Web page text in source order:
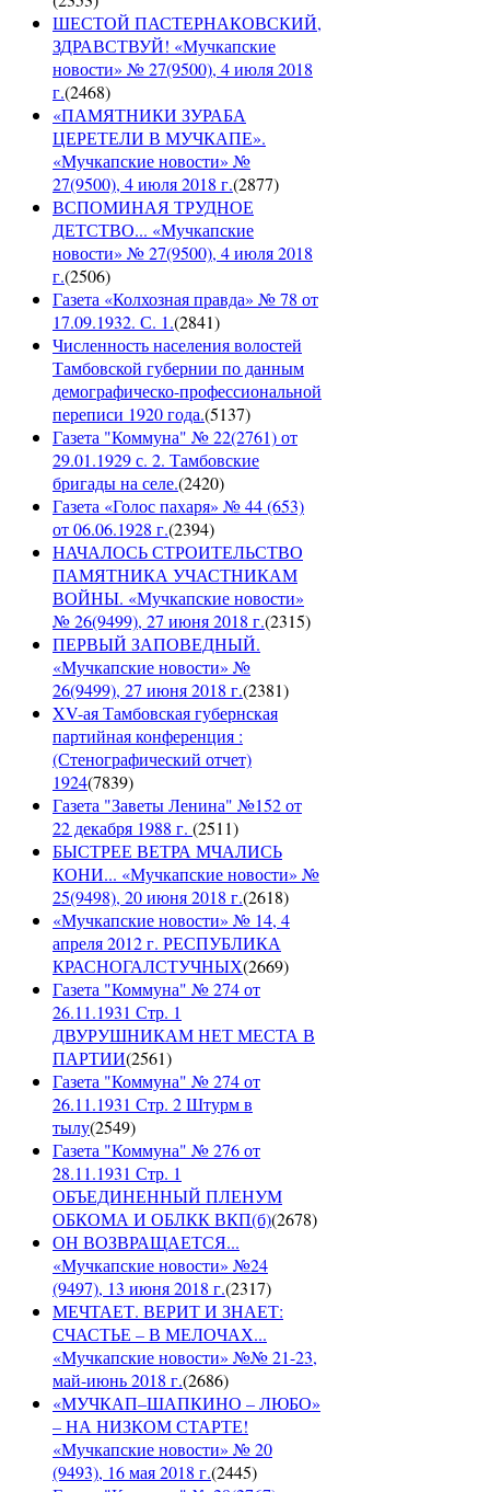
ШЕСТОЙ ПАСТЕРНАКОВСКИЙ,
ЗДРАВСТВУЙ! «Мучкапские
новости» № 27(9500), 4 июля 2018
г.(2468)
«ПАМЯТНИКИ ЗУРАБА
ЦЕРЕТЕЛИ В МУЧКАПЕ».
«Мучкапские новости» №
27(9500), 4 июля 2018 г.(2877)
ВСПОМИНАЯ ТРУДНОЕ
ДЕТСТВО... «Мучкапские
новости» № 27(9500), 4 июля 2018
г.(2506)
Газета «Колхозная правда» № 78 от
17.09.1932. С. 1.(2841)
Численность населения волостей
Тамбовской губернии по данным
демографическо-профессиональной
переписи 1920 года.(5137)
Газета "Коммуна" № 22(2761) от
29.01.1929 с. 2. Тамбовские
бригады на селе.(2420)
Газета «Голос пахаря» № 44 (653)
от 06.06.1928 г.(2394)
НАЧАЛОСЬ СТРОИТЕЛЬСТВО
ПАМЯТНИКА УЧАСТНИКАМ
ВОЙНЫ. «Мучкапские новости»
№ 26(9499), 27 июня 2018 г.(2315)
ПЕРВЫЙ ЗАПОВЕДНЫЙ.
«Мучкапские новости» №
26(9499), 27 июня 2018 г.(2381)
XV-ая Тамбовская губернская
партийная конференция :
(Стенографический отчет)
1924(7839)
Газета "Заветы Ленина" №152 от
22 декабря 1988 г. (2511)
БЫСТРЕЕ ВЕТРА МЧАЛИСЬ
КОНИ... «Мучкапские новости» №
25(9498), 20 июня 2018 г.(2618)
«Мучкапские новости» № 14, 4
апреля 2012 г. РЕСПУБЛИКА
КРАСНОГАЛСТУЧНЫХ(2669)
Газета "Коммуна" № 274 от
26.11.1931 Стр. 1
ДВУРУШНИКАМ НЕТ МЕСТА В
ПАРТИИ(2561)
Газета "Коммуна" № 274 от
26.11.1931 Стр. 2 Штурм в
тылу(2549)
Газета "Коммуна" № 276 от
28.11.1931 Стр. 1
ОБЪЕДИНЕННЫЙ ПЛЕНУМ
ОБКОМА И ОБЛКК ВКП(б)(2678)
ОН ВОЗВРАЩАЕТСЯ...
«Мучкапские новости» №24
(9497), 13 июня 2018 г.(2317)
МЕЧТАЕТ. ВЕРИТ И ЗНАЕТ:
СЧАСТЬЕ – В МЕЛОЧАХ...
«Мучкапские новости» №№ 21-23,
май-июнь 2018 г.(2686)
«МУЧКАП–ШАПКИНО – ЛЮБО»
– НА НИЗКОМ СТАРТЕ!
«Мучкапские новости» № 20
(9493), 16 мая 2018 г.(2445)